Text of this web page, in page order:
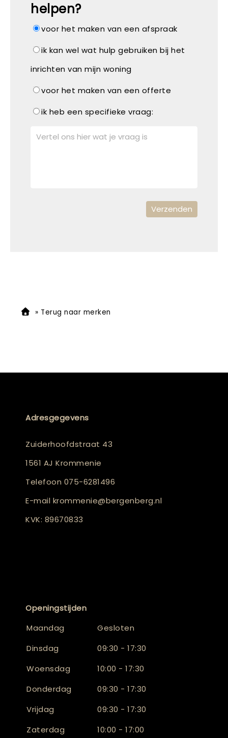
helpen?
voor het maken van een afspraak
ik kan wel wat hulp gebruiken bij het
inrichten van mijn woning
voor het maken van een offerte
ik heb een specifieke vraag:
» Terug naar merken
Adresgegevens
Zuiderhoofdstraat 43
1561 AJ Krommenie
Telefoon 075-6281496
E-mail krommenie@bergenberg.nl
KVK: 89670833
Openingstijden
Maandag
Gesloten
Dinsdag
09:30 - 17:30
Woensdag
10:00 - 17:30
Donderdag
09:30 - 17:30
Vrijdag
09:30 - 17:30
Zaterdag
10:00 - 17:00